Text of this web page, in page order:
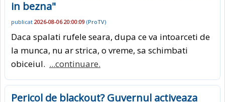
in bezna"
publicat 2026-08-06 20:00:09 (ProTV)
Daca spalati rufele seara, dupa ce va intoarceti de
la munca, nu ar strica, o vreme, sa schimbati
obiceiul. ...continuare.
Pericol de blackout? Guvernul activeaza